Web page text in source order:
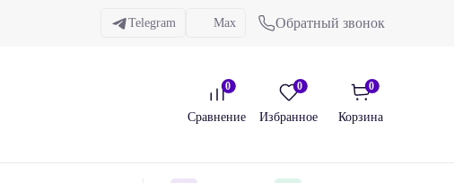
Telegram Max Обратный звонок
0
Сравнение
0
Избранное
0
Корзина